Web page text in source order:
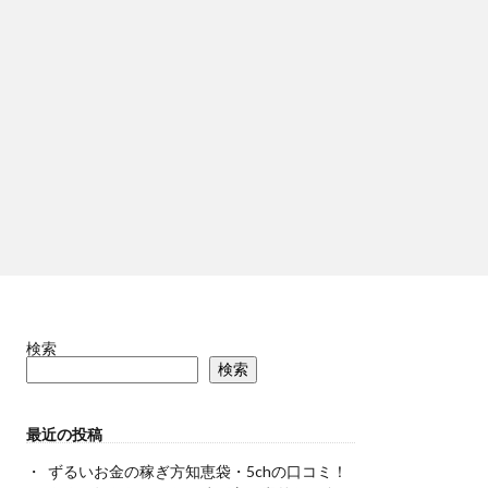
検索
検索
最近の投稿
ずるいお金の稼ぎ方知恵袋・5chの口コミ！